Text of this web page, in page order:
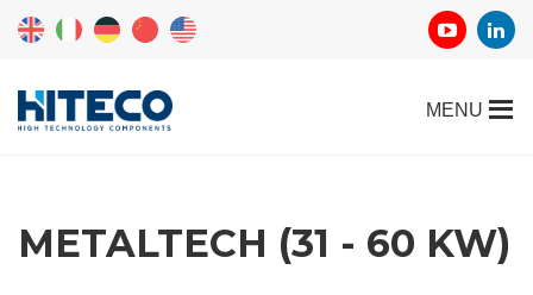
METALTECH (31 - 60 KW)